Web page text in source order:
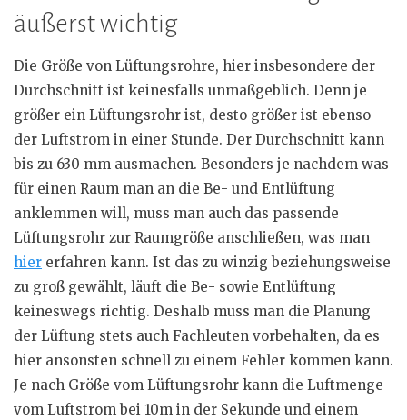
äußerst wichtig
Die Größe von Lüftungsrohre, hier insbesondere der
Durchschnitt ist keinesfalls unmaßgeblich. Denn je
größer ein Lüftungsrohr ist, desto größer ist ebenso
der Luftstrom in einer Stunde. Der Durchschnitt kann
bis zu 630 mm ausmachen. Besonders je nachdem was
für einen Raum man an die Be- und Entlüftung
anklemmen will, muss man auch das passende
Lüftungsrohr zur Raumgröße anschließen, was man
hier erfahren kann. Ist das zu winzig beziehungsweise
zu groß gewählt, läuft die Be- sowie Entlüftung
keineswegs richtig. Deshalb muss man die Planung
der Lüftung stets auch Fachleuten vorbehalten, da es
hier ansonsten schnell zu einem Fehler kommen kann.
Je nach Größe vom Lüftungsrohr kann die Luftmenge
vom Luftstrom bei 10m in der Sekunde und einem